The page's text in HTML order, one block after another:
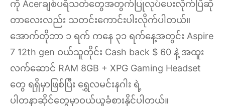
ကို Acerချစ်ပရိသတ်တွေအတွက်ပြုလုပ်ပေးလိုက်ပြီဆို
တာလေးလည်း သတင်းကောင်းပါးလိုက်ပါတယ်။
အောက်တိုဘာ ၁ ရက် ကနေ ၃၁ ရက်နေ့အတွင်း Aspire
7 12th gen ဝယ်သူတိုင်း Cash back $ 60 နဲ့ အထူး
လက်ဆောင် RAM 8GB + XPG Gaming Headset
တွေ ရရှိမှာဖြစ်ပြီး ရွှေလမင်းနဂါး ရဲ့
ပါတနာဆိုင်တွေမှာဝယ်ယူခံစားနိုင်ပါတယ်။